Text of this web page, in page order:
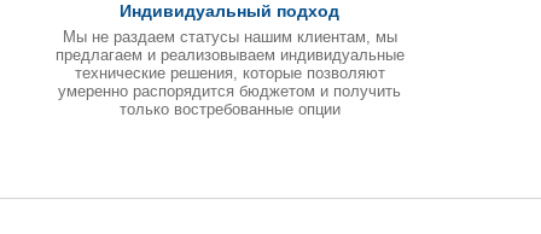
Индивидуальный подход
Мы не раздаем статусы нашим клиентам, мы
предлагаем и реализовываем индивидуальные
технические решения, которые позволяют
умеренно распорядится бюджетом и получить
только востребованные опции